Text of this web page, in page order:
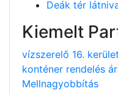
Deák tér
Kiemelt
vízszerelő 16. kerület
konténer rendelés
Mellnagyobbítás